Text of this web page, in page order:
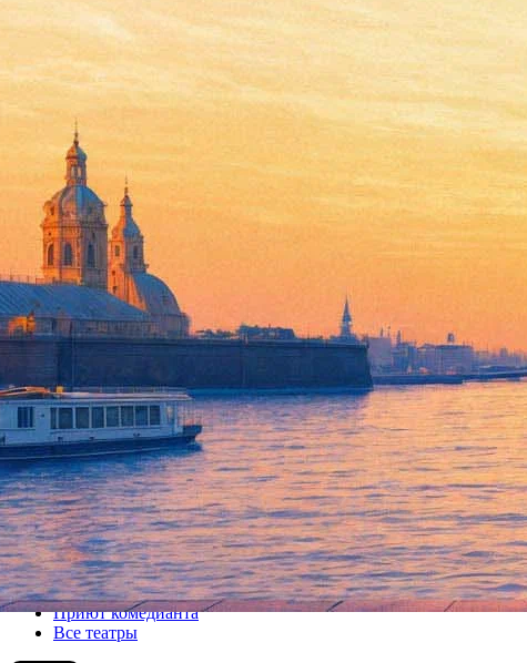
"Мой уникальный путь" в
30 июля 2013, вторник,20.00-31 июля 2013, среда
Версия для печати
Все спектакли
Приют комедианта
Все театры